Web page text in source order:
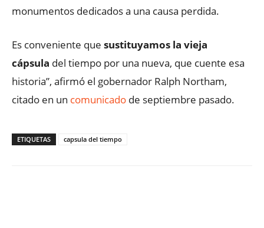
monumentos dedicados a una causa perdida.
Es conveniente que sustituyamos la vieja
cápsula del tiempo por una nueva, que cuente esa
historia”, afirmó el gobernador Ralph Northam,
citado en un comunicado de septiembre pasado.
ETIQUETAS capsula del tiempo